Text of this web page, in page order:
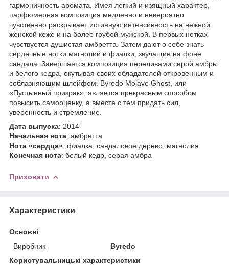
гармоничность аромата. Имея легкий и изящный характер,
парфюмерная композиция медленно и невероятно
чувственно раскрывает истинную интенсивность на нежной
женской коже и на более грубой мужской. В первых нотках
чувствуется душистая амбретта. Затем дают о себе знать
сердечные нотки магнолии и фиалки, звучащие на фоне
сандала. Завершается композиция переливами серой амбры
и белого кедра, окутывая своих обладателей откровенным и
соблазняющим шлейфом. Byredo Mojave Ghost, или
«Пустынный призрак», является прекрасным способом
повысить самооценку, а вместе с тем придать сил,
уверенность и стремление.
Дата выпуска: 2014
Начальная нота: амбретта
Нота «сердца»: фиалка, сандаловое дерево, магнолия
Конечная нота: белый кедр, серая амбра
Приховати
Характеристики
Основні
Виробник
Byredo
Користувальницькі характеристики